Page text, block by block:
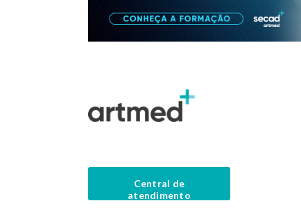
Central de
atendimento